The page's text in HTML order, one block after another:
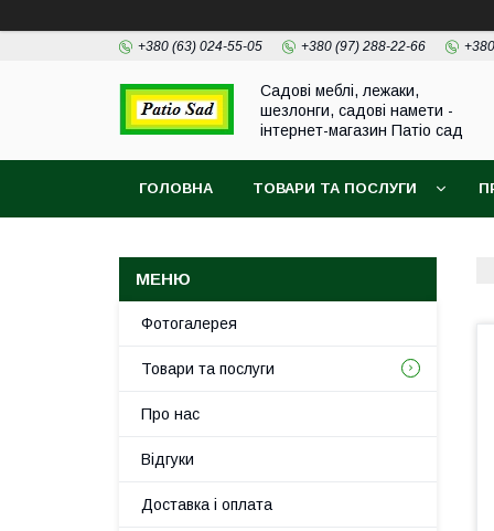
+380 (63) 024-55-05 +380 (97) 288-22-66
Садові меблі, лежаки,
шезлонги, садові намети -
інтернет-магазин Патіо сад
ГОЛОВНА ТОВАРИ ТА ПОСЛУГИ
Фотогалерея
Товари та послуги
Про нас
Відгуки
Доставка і оплата